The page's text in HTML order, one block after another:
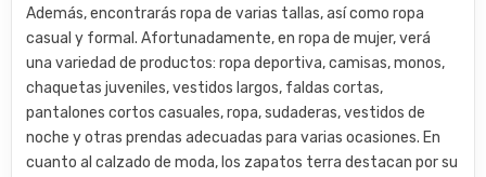
Además, encontrarás ropa de varias tallas, así como ropa
casual y formal. Afortunadamente, en ropa de mujer, verá
una variedad de productos: ropa deportiva, camisas, monos,
chaquetas juveniles, vestidos largos, faldas cortas,
pantalones cortos casuales, ropa, sudaderas, vestidos de
noche y otras prendas adecuadas para varias ocasiones. En
cuanto al calzado de moda, los zapatos terra destacan por su